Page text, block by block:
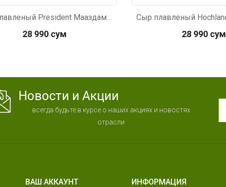
Сыр плавленый President Мааздам 200г
28 990 сум 28 990 сум
Новости и Акции
всегда будьте в курсе о наших акциях и новостях
отрасли
ВАШ АККАУНТ ИНФОРМАЦИЯ